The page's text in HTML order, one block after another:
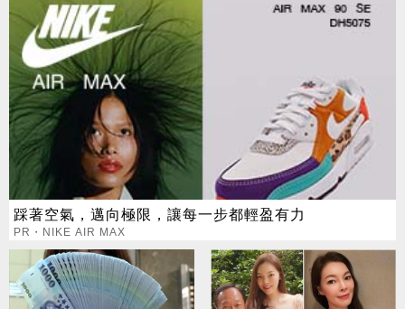
踩著空氣，邁向極限，讓每一步都輕盈有力
PR・NIKE AIR MAX